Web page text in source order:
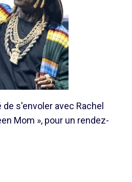
s'envoler avec Rachel
Mom », pour un rendez-